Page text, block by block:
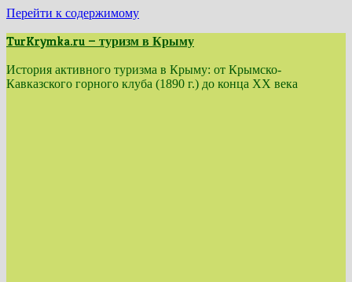
Перейти к содержимому
TurKrymka.ru — туризм в Крыму
История активного туризма в Крыму: от Крымско-
Кавказского горного клуба (1890 г.) до конца XX века